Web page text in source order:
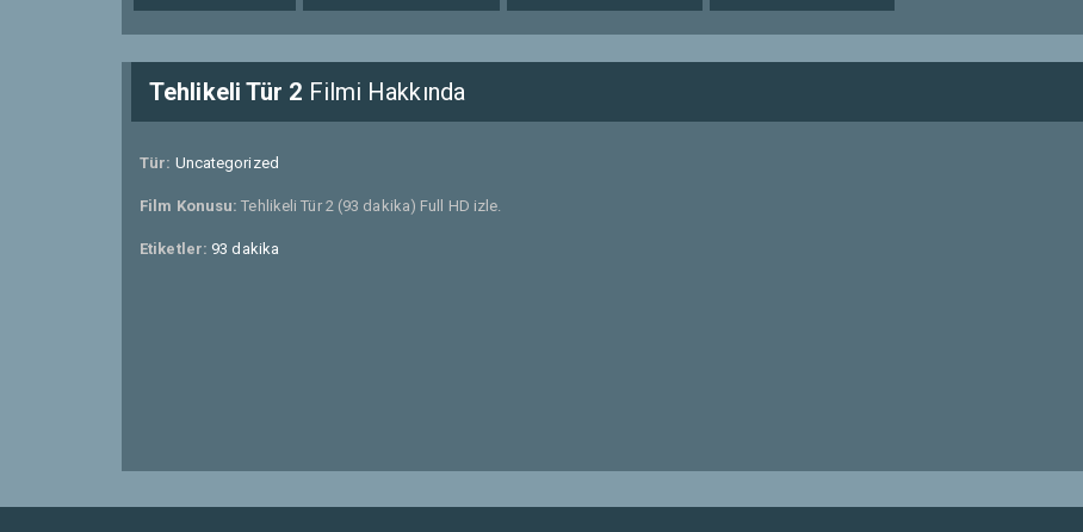
Tehlikeli Tür 2 Filmi Hakkında
Tür: Uncategorized
Film Konusu:Tehlikeli Tür 2 (93 dakika) Full HD izle.
Etiketler: 93 dakika